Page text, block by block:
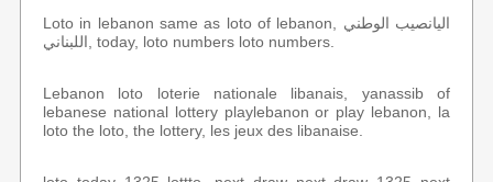
Loto in lebanon same as loto of lebanon, اليانصيب الوطني
اللبناني, today, loto numbers loto numbers.
Lebanon loto loterie nationale libanais, yanassib of
lebanese national lottery playlebanon or play lebanon, la
loto the loto, the lottery, les jeux des libanaise.